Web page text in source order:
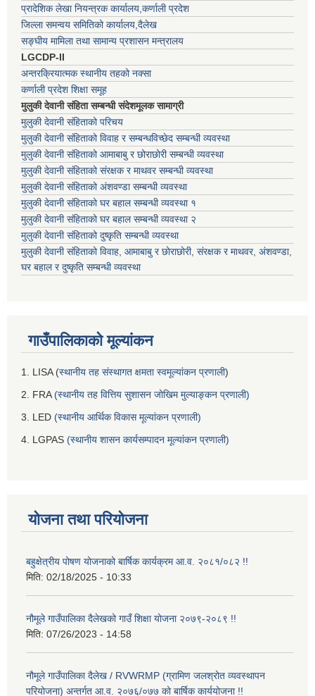
प्रादेशिक लेखा नियन्त्रक कार्यालय,कर्णाली प्रदेश
जिल्ला समन्वय समितिको कार्यालय,दैलेख
सङ्घीय मामिला तथा सामान्य प्रशासन मन्त्रालय
LGCDP-II
अन्तरक्रियात्मक स्थानीय तहको नक्सा
कर्णाली प्रदेश शिक्षा समूह
मुलुकी देवानी संहिता सम्बन्धी संदेशमूलक सामाग्री
मुलुकी देवानी संहिताको परिचय
मुलुकी देवानी संहिताको विवाह र सम्बन्धविच्छेद सम्बन्धी व्यवस्था
मुलुकी देवानी संहिताको आमाबाबु र छोराछोरी सम्बन्धी व्यवस्था
मुलुकी देवानी संहिताको संरक्षक र माथवर सम्बन्धी व्यवस्था
मुलुकी देवानी संहिताको अंशवण्डा सम्बन्धी व्यवस्था
मुलुकी देवानी संहिताको घर बहाल सम्बन्धी व्यवस्था १
मुलुकी देवानी संहिताको घर बहाल सम्बन्धी व्यवस्था २
मुलुकी देवानी संहिताको दुष्कृति सम्बन्धी व्यवस्था
मुलुकी देवानी संहिताको विवाह, आमाबाबु र छोराछोरी, संरक्षक र माथवर, अंशवण्डा,
घर बहाल र दुष्कृति सम्बन्धी व्यवस्था
गाउँपालिकाको मूल्यांकन
1. LISA (स्थानीय तह संस्थागत क्षमता स्वमूल्यांकन प्रणाली)
2. FRA(स्थानीय तह वित्तिय सुशासन जोखिम मुल्याङ्कन प्रणाली)
3. LED (स्थानीय आर्थिक विकास मूल्यांकन प्रणाली)
4. LGPAS (स्थानीय शासन कार्यसम्पादन मूल्यांकन प्रणाली)
योजना तथा परियोजना
बहुक्षेत्रीय पोषण योजनाको बार्षिक कार्यक्रम आ.व. २०८१/०८२ !!
मिति: 02/18/2025 - 10:33
नौमूले गाउँपालिका दैलेखको गाउँ शिक्षा योजना २०७९-२०८९ !!
मिति: 07/26/2023 - 14:58
नौमूले गाउँपालिका दैलेख / RVWRMP (ग्रामिण जलश्रोत व्यवस्थापन
परियोजना) अन्तर्गत आ.व. २०७६/०७७ को बार्षिक कार्ययोजना !!